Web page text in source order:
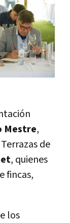
Mestre,
de
, quienes
fincas,
los